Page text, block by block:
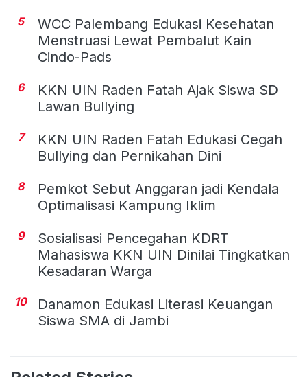
5
WCC Palembang Edukasi Kesehatan
Menstruasi Lewat Pembalut Kain
Cindo-Pads
6
KKN UIN Raden Fatah Ajak Siswa SD
Lawan Bullying
7
KKN UIN Raden Fatah Edukasi Cegah
Bullying dan Pernikahan Dini
8
Pemkot Sebut Anggaran jadi Kendala
Optimalisasi Kampung Iklim
9
Sosialisasi Pencegahan KDRT
Mahasiswa KKN UIN Dinilai Tingkatkan
Kesadaran Warga
10
Danamon Edukasi Literasi Keuangan
Siswa SMA di Jambi